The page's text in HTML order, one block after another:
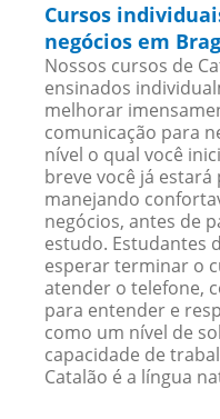
Cursos
negócios em
Nossos cursos de
ensinados
melhorar
comunicação para
nível o qual você
breve você já
manejando
negócios, antes de
estudo. Estudantes
esperar terminar o
atender o telefone,
para entender e
como um nível de
capacidade de
Catalão é a língua